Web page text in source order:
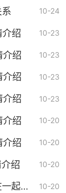
10-24
介绍 10-23
介绍 10-23
介绍 10-23
介绍 10-23
介绍 10-20
介绍 10-20
绍 10-20
起了
10-20